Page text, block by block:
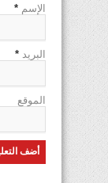
الإسم *
البريد *
الموقع